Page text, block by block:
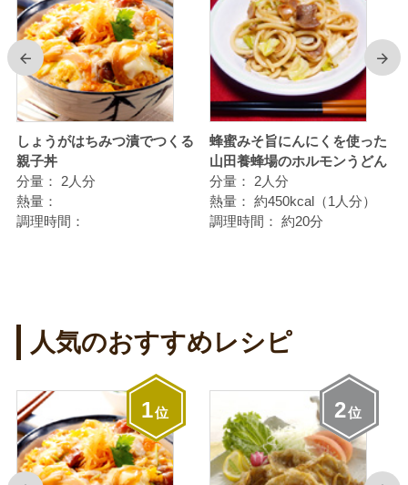
前
しょうがはちみつ漬でつくる
親子丼
分量：
2人分
熱量：
調理時間：
蜂蜜みそ旨にんにくを使った
山田養蜂場のホルモンうどん
分量：
2人分
熱量： 約450kcal（1人分）
調理時間： 約20分
次
人気のおすすめレシピ
1位 2位